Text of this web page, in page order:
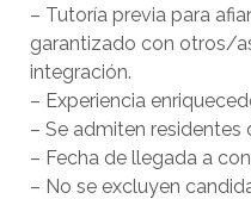
– Tutoría previa para
garantizado con otros/
integración.
– Experiencia
– Se admiten residentes
– Fecha de llegada a
– No se excluyen